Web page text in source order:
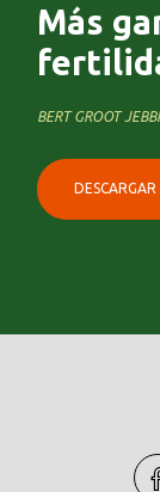
Más
BERT GROOT